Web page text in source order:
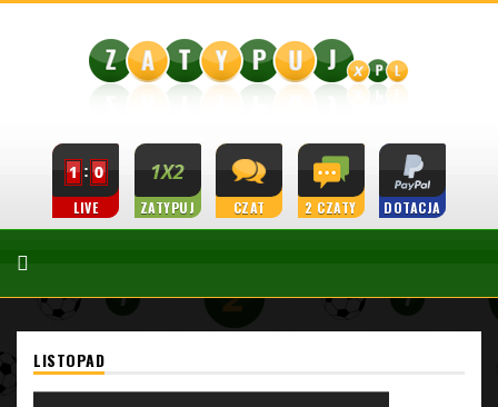
LIVE ZATYPUJ CZAT 2 CZATY DOTACJA
LISTOPAD